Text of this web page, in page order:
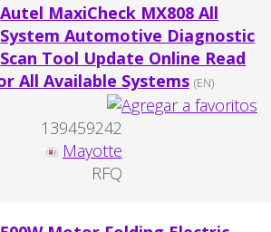
Autel MaxiCheck MX808 All
System Automotive Diagnostic
Scan Tool Update Online Read
All Available Systems (EN)
139459242
Mayotte
RFQ